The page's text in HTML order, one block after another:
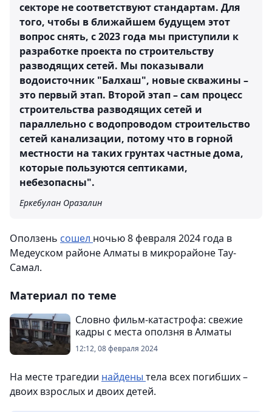
секторе не соответствуют стандартам. Для
того, чтобы в ближайшем будущем этот
вопрос снять, с 2023 года мы приступили к
разработке проекта по строительству
разводящих сетей. Мы показывали
водоисточник "Балхаш", новые скважины –
это первый этап. Второй этап – сам процесс
строительства разводящих сетей и
параллельно с водопроводом строительство
сетей канализации, потому что в горной
местности на таких грунтах частные дома,
которые пользуются септиками,
небезопасны".
Еркебулан Оразалин
Оползень сошел ночью 8 февраля 2024 года в
Медеуском районе Алматы в микрорайоне Тау-
Самал.
Материал по теме
Словно фильм-катастрофа: свежие
кадры с места оползня в Алматы
12:12, 08 февраля 2024
На месте трагедии найдены тела всех погибших –
двоих взрослых и двоих детей.